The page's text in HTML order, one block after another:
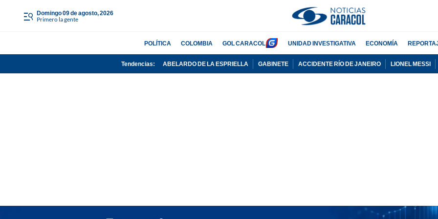
domingo 09 de agosto, 2026
Primero la gente
POLÍTICA COLOMBIA GOL CARACOL UNIDAD INVESTIGATIVA ECONOMÍA
Tendencias: ABELARDO DE LA ESPRIELLA GABINETE ACCIDENTE RÍO DE JANEIRO LIONEL MESSI